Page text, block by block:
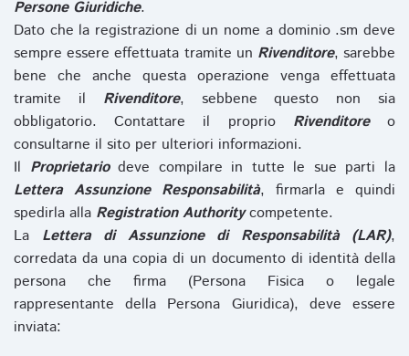
Persone Giuridiche.
Dato che la registrazione di un nome a dominio .sm deve
sempre essere effettuata tramite un Rivenditore, sarebbe
bene che anche questa operazione venga effettuata
tramite il Rivenditore, sebbene questo non sia
obbligatorio. Contattare il proprio Rivenditoreo
consultarne il sito per ulteriori informazioni.
Il Proprietariodeve compilare in tutte le sue parti la
Lettera Assunzione Responsabilità, firmarla e quindi
spedirla alla Registration Authoritycompetente.
La Lettera di Assunzione di Responsabilità (LAR),
corredata da una copia di un documento di identità della
persona che firma (Persona Fisica o legale
rappresentante della Persona Giuridica), deve essere
inviata: